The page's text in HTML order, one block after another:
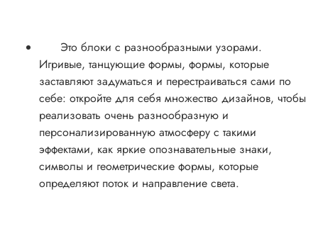
Это блоки с разнообразными узорами.
Игривые, танцующие формы, формы, которые
заставляют задуматься и перестраиваться сами по
себе: откройте для себя множество дизайнов, чтобы
реализовать очень разнообразную и
персонализированную атмосферу с такими
эффектами, как яркие опознавательные знаки,
символы и геометрические формы, которые
определяют поток и направление света.